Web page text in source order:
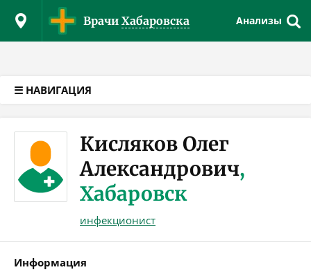
Врачи Хабаровска Анализы
☰ НАВИГАЦИЯ
Кисляков Олег
Александрович,
Хабаровск
инфекционист
Информация